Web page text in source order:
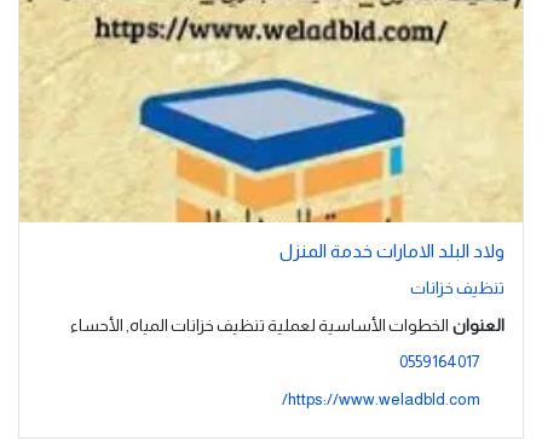
ولاد البلد الامارات خدمة المنزل
تنظيف خزانات
العنوان الخطوات الأساسية لعملية تنظيف خزانات المياه, الأحساء
0559164017
https://www.weladbld.com/